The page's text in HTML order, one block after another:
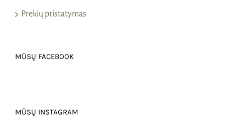
Prekių pristatymas
MŪSŲ FACEBOOK
MŪSŲ INSTAGRAM